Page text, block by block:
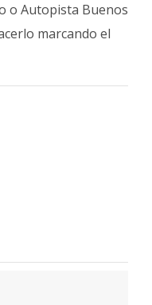
o Autopista Buenos
marcando el